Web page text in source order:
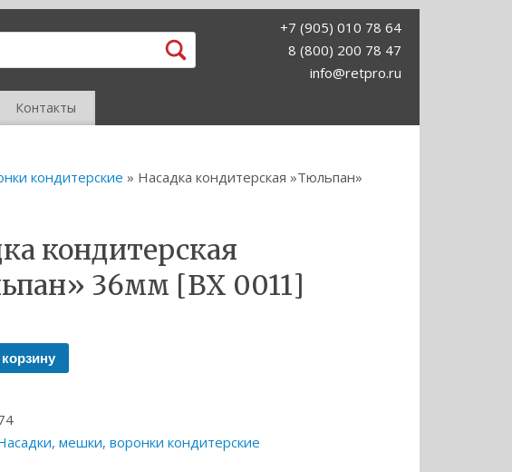
+7 (905) 010 78 64
8 (800) 200 78 47
info@retpro.ru
Контакты
кондитерские » Насадка кондитерская »Тюльпан»
кондитерская
36мм [BX 0011]
мешки, воронки кондитерские